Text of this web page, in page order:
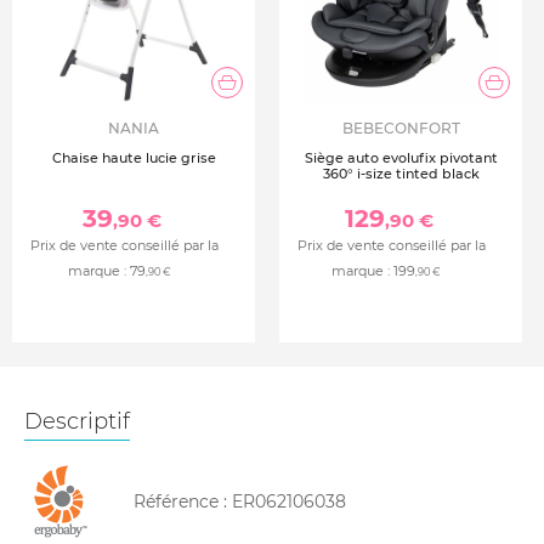
NANIA
Chaise haute lucie grise
39,90 €
Prix de vente conseillé par la
marque : 79,90 €
BEBECONFORT
Siège auto evolufix pivotant
360° i-size tinted black
129,90 €
Prix de vente conseillé par la
marque : 199,90 €
Descriptif
Référence : ER062106038